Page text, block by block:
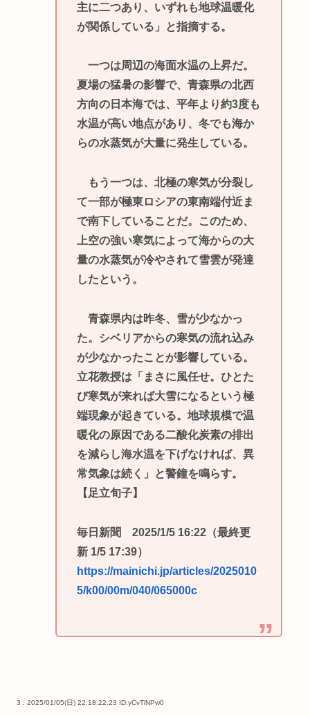
主に二つあり、いずれも地球温暖化
が関係している」と指摘する。
一つは周辺の海面水温の上昇だ。
夏場の猛暑の影響で、青森県の北西
方向の日本海では、平年より約3度も
水温が高い地点があり、冬でも海か
らの水蒸気が大量に発生している。
もう一つは、北極の寒気が分裂し
て一部が極東ロシアの東南端付近ま
で南下していることだ。このため、
上空の強い寒気によって海からの大
量の水蒸気が冷やされて雪雲が発達
したという。
青森県内は昨冬、雪が少なかっ
た。シベリアからの寒気の流れ込み
が少なかったことが影響している。
立花教授は「まさに風任せ。ひとた
び寒気が来れば大雪になるという極
端現象が起きている。地球規模で温
暖化の原因である二酸化炭素の排出
を減らし海水温を下げなければ、異
常気象は続く」と警鐘を鳴らす。
【足立旬子】
毎日新聞 2025/1/5 16:22（最終更
新 1/5 17:39）
https://mainichi.jp/articles/2025010
5/k00/00m/040/065000c
3 : 2025/01/05(日) 22:18:22.23 ID:yCvTlNPw0